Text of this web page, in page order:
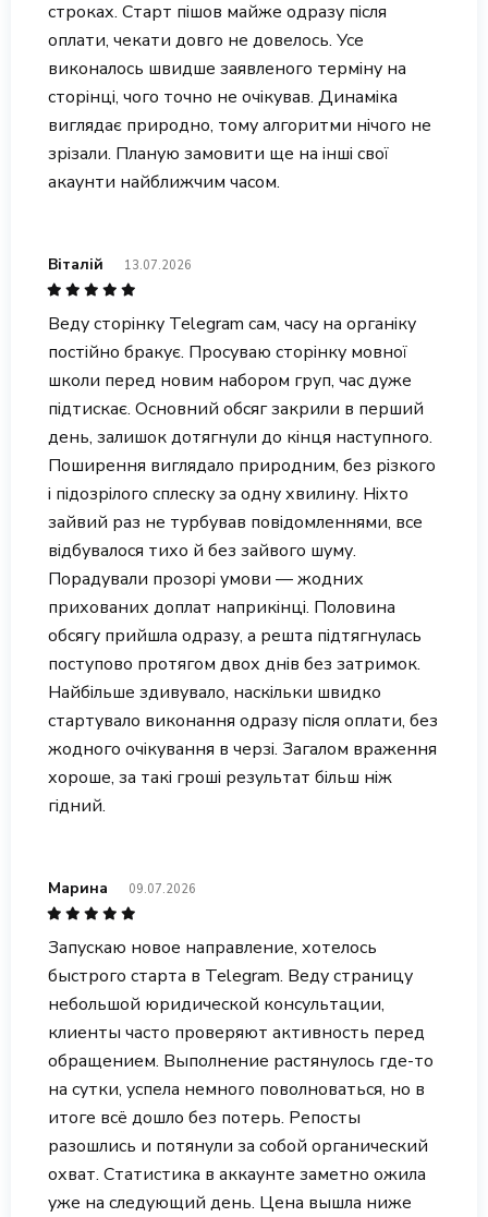
строках. Старт пішов майже одразу після
оплати, чекати довго не довелось. Усе
виконалось швидше заявленого терміну на
сторінці, чого точно не очікував. Динаміка
виглядає природно, тому алгоритми нічого не
зрізали. Планую замовити ще на інші свої
акаунти найближчим часом.
Віталій 13.07.2026
Веду сторінку Telegram сам, часу на органіку
постійно бракує. Просуваю сторінку мовної
школи перед новим набором груп, час дуже
підтискає. Основний обсяг закрили в перший
день, залишок дотягнули до кінця наступного.
Поширення виглядало природним, без різкого
і підозрілого сплеску за одну хвилину. Ніхто
зайвий раз не турбував повідомленнями, все
відбувалося тихо й без зайвого шуму.
Порадували прозорі умови — жодних
прихованих доплат наприкінці. Половина
обсягу прийшла одразу, а решта підтягнулась
поступово протягом двох днів без затримок.
Найбільше здивувало, наскільки швидко
стартувало виконання одразу після оплати, без
жодного очікування в черзі. Загалом враження
хороше, за такі гроші результат більш ніж
гідний.
Марина 09.07.2026
Запускаю новое направление, хотелось
быстрого старта в Telegram. Веду страницу
небольшой юридической консультации,
клиенты часто проверяют активность перед
обращением. Выполнение растянулось где-то
на сутки, успела немного поволноваться, но в
итоге всё дошло без потерь. Репосты
разошлись и потянули за собой органический
охват. Статистика в аккаунте заметно ожила
уже на следующий день. Цена вышла ниже